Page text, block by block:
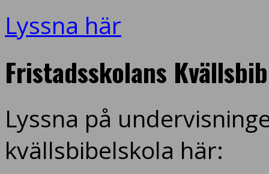
Lyssna här
Fristadsskolans
Lyssna på
kvällsbibelskola här: